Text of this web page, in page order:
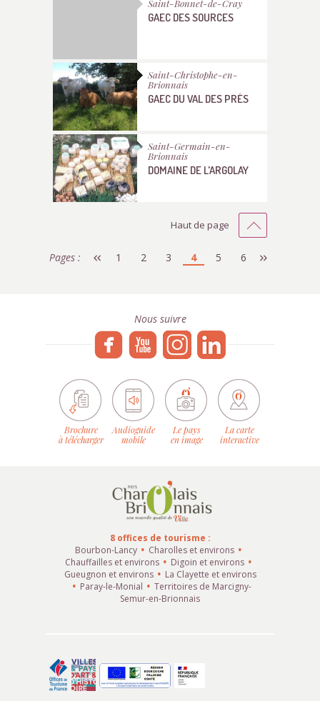
Saint-Bonnet-de-Cray
GAEC DES SOURCES
Saint-Christophe-en-
Brionnais
GAEC DU VAL DES PRÉS
Saint-Germain-en-
Brionnais
DOMAINE DE L'ARGOLAY
Haut de page
Pages : 1 2 3 4 5 6
Nous suivre
Brochure
à télécharger
Audioguide
mobile
Le pays
en image
La carte
interactive
8 offices de tourisme :
Bourbon-Lancy
Charolles et environs
Chauffailles et environs
Digoin et environs
Gueugnon et environs
La Clayette et environs
Paray-le-Monial
Territoires de Marcigny-
Semur-en-Brionnais